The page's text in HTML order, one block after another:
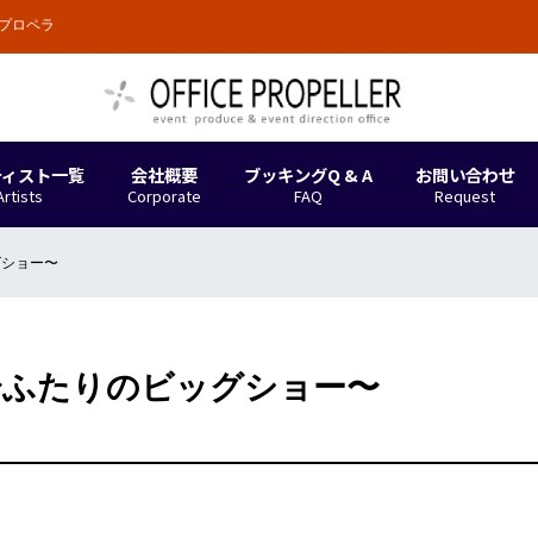
ロペラ
スト一覧 会社概要
Corporate
ブッキングQ & A
FAQ
お問い合わせ
Request
ョー〜
たりのビッグショー〜